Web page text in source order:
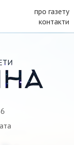
про газету
контакти